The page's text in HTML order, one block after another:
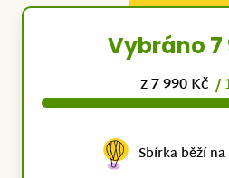
Vybráno 7
z 7 990 Kč /
Sbírka běží